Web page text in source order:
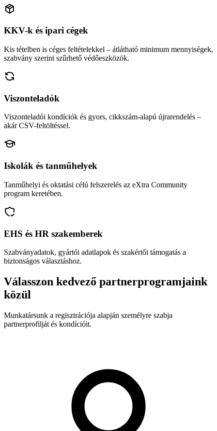
KKV-k és ipari cégek
Kis tételben is céges feltételekkel – átlátható minimum mennyiségek,
szabvány szerint szűrhető védőeszközök.
Viszonteladók
Viszonteladói kondíciók és gyors, cikkszám-alapú újrarendelés –
akár CSV-feltöltéssel.
Iskolák és tanműhelyek
Tanműhelyi és oktatási célú felszerelés az eXtra Community
program keretében.
EHS és HR szakemberek
Szabványadatok, gyártói adatlapok és szakértői támogatás a
biztonságos választáshoz.
Válasszon kedvező partnerprogramjaink
közül
Munkatársunk a regisztrációja alapján személyre szabja
partnerprofilját és kondícióit.